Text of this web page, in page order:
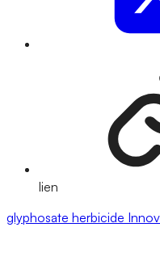
lien
glyphosate herbicide